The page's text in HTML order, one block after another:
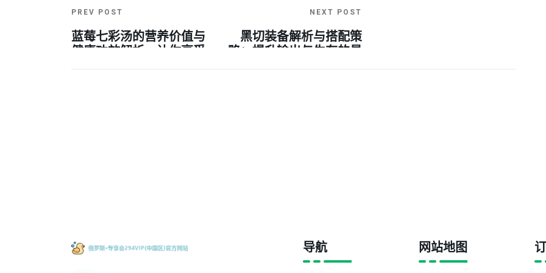
PREV POST
蓝莓七彩汤的营养价值与
健康功效解析，让你享受
NEXT POST
黑切装备解析与搭配策
略：提升输出与生存的最
导航 网站地图